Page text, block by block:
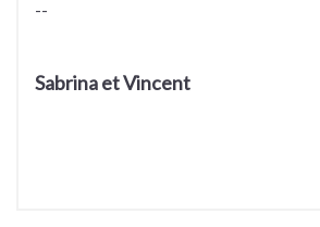
Sabrina et Vincent